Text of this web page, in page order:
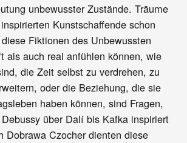
unbewusster Zustände. Träume
Kunstschaffende schon
Fiktionen des Unbewussten
als auch real anfühlen können, wie
die Zeit selbst zu verdrehen, zu
oder die Beziehung, die sie
haben können, sind Fragen,
über Dalí bis Kafka inspiriert
Dobrawa Czocher dienten diese